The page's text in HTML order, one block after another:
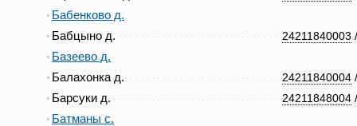
Бабенково д.
24211840003
Бабцыно д.
Базеево д.
24211840004
Балахонка д.
24211848004
Барсуки д.
Батманы с.